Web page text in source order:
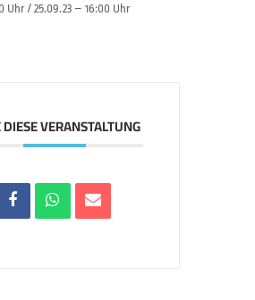
Uhr / 25.09.23 – 16:00 Uhr
VERANSTALTUNG